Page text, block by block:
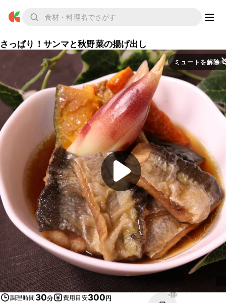
さっぱり！サンマと秋野菜の揚げ出し
ミュートを解除
調理時間 30分 費用目安300円
219